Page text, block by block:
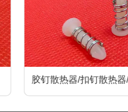
胶钉散热器/扣钉散热器
卡扣散热器/尼龙卡扣/